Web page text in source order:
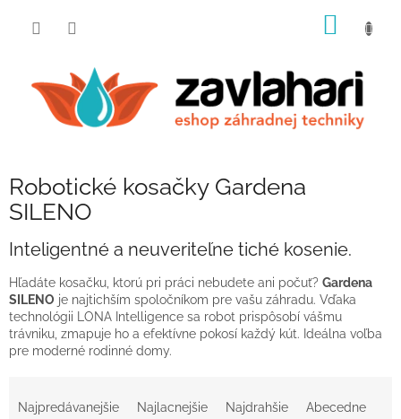
Robotické kosačky Gardena
SILENO
Inteligentné a neuveriteľne tiché kosenie.
Hľadáte kosačku, ktorú pri práci nebudete ani počuť? Gardena
SILENO je najtichším spoločníkom pre vašu záhradu. Vďaka
technológii LONA Intelligence sa robot prispôsobí vášmu
trávniku, zmapuje ho a efektívne pokosí každý kút. Ideálna voľba
pre moderné rodinné domy.
Najpredávanejšie Najlacnejšie Najdrahšie Abecedne